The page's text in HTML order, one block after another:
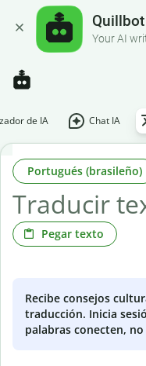
Quillbot
Your AI
de IA Chat IA
Portugués (brasileño)
Pegar texto
Recibe consejos
traducción. Inicia
palabras conecten,